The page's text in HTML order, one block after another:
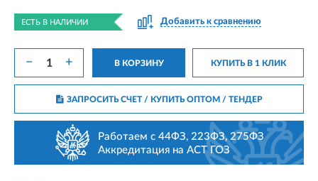
ЕСТЬ В НАЛИЧИИ Добавить к сравнению
− + В КОРЗИНУ КУПИТЬ В 1 КЛИК
ЗАПРОСИТЬ СЧЕТ / КУПИТЬ ОПТОМ/ ТЕНДЕР
Работаем с 44ФЗ, 223ФЗ, 275ФЗ
Аккредитация на АСТ ГОЗ